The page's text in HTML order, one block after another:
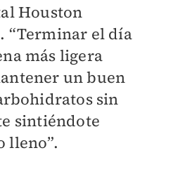
Houston
“Terminar el día
más ligera
un buen
sin
sintiéndote
lleno”.